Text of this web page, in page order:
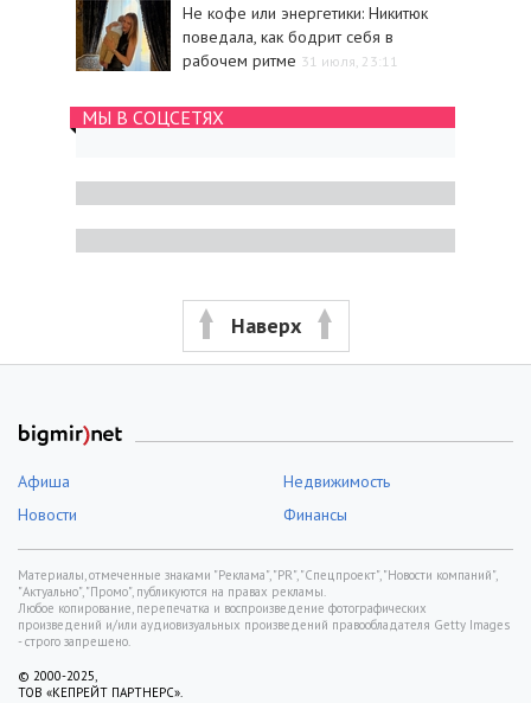
Не кофе или энергетики: Никитюк
поведала, как бодрит себя в
рабочем ритме 31 июля, 23:11
МЫ В СОЦСЕТЯХ
Наверх
Афиша
Недвижимость
Новости
Финансы
Материалы, отмеченные знаками "Реклама", "PR", "Спецпроект", "Новости компаний",
"Актуально", "Промо", публикуются на правах рекламы.
Любое копирование, перепечатка и воспроизведение фотографических
произведений и/или аудиовизуальных произведений правообладателя Getty Images
- строго запрещено.
© 2000-2025,
ТОВ «КЕПРЕЙТ ПАРТНЕРС».